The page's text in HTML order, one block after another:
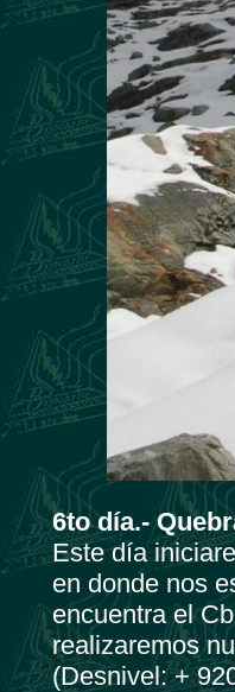
6to día.-
Este día
en donde nos
encuentra el
realizaremos
(Desnivel: +